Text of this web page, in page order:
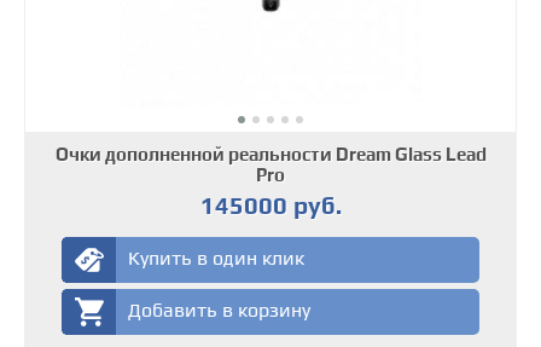
Очки дополненной реальности Dream Glass Lead
Pro
145000 руб.
Купить в один клик
Добавить в корзину